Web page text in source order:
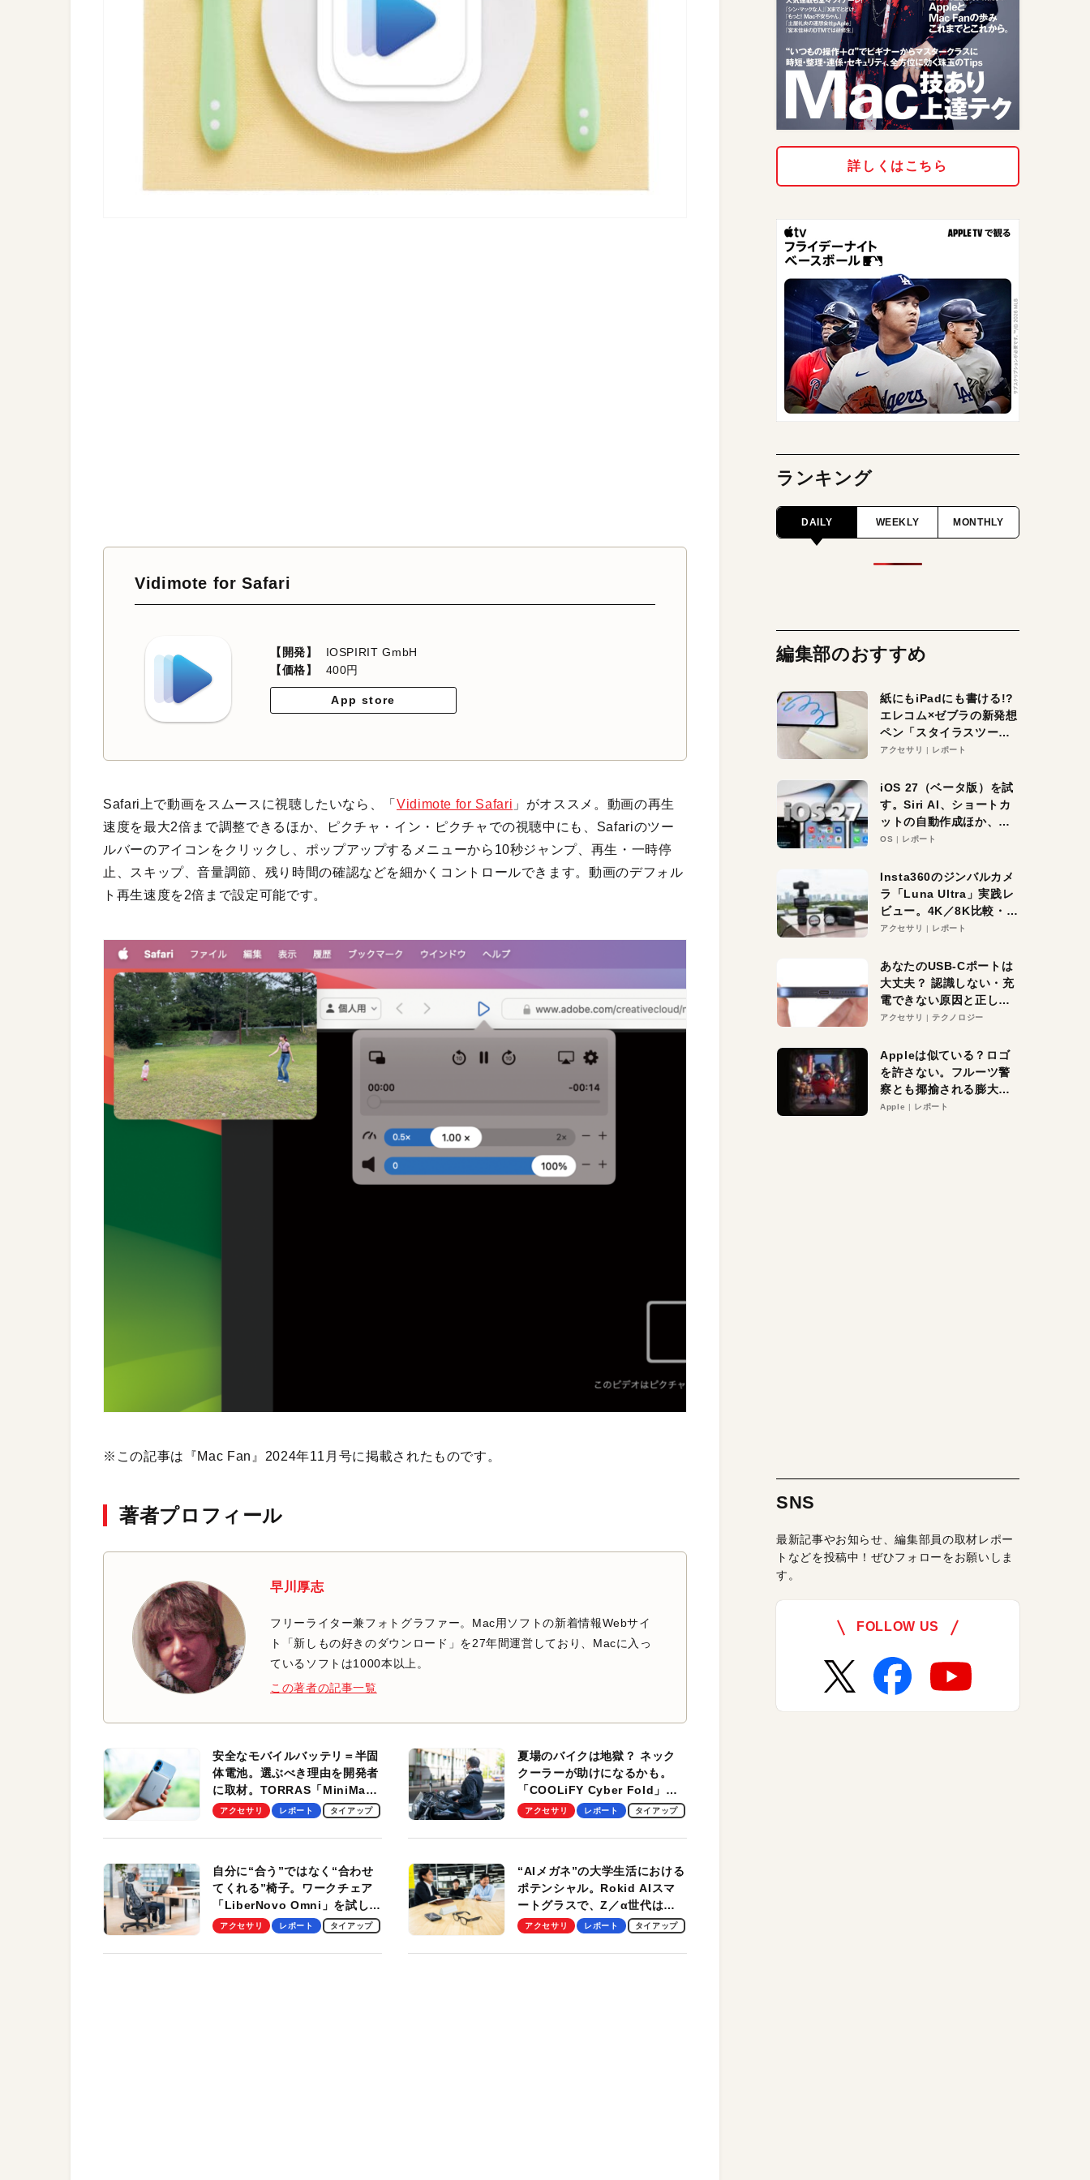
Vidimote for Safari
【開発】
IOSPIRIT GmbH
【価格】
400円
App store
Safari上で動画をスムースに視聴したいなら、「 Vidimote for Safari 」がオススメ。動画の再生
速度を最大2倍まで調整できるほか、ピクチャ・イン・ピクチャでの視聴中にも、Safariのツー
ルバーのアイコンをクリックし、ポップアップするメニューから10秒ジャンプ、再生・一時停
止、スキップ、音量調節、残り時間の確認などを細かくコントロールできます。動画のデフォル
ト再生速度を2倍まで設定可能です。
※この記事は『Mac Fan』2024年11月号に掲載されたものです。
著者プロフィール
早川厚志
フリーライター兼フォトグラファー。Mac用ソフトの新着情報Webサイ
ト「新しもの好きのダウンロード」を27年間運営しており、Macに入っ
ているソフトは1000本以上。
この著者の記事一覧
安全なモバイルバッテリ＝半固
体電池。選ぶべき理由を開発者
に取材。TORRAS「MiniMag
Pro」の実機レビューも
アクセサリ レポート タイアップ
夏場のバイクは地獄？ ネック
クーラーが助けになるかも。
「COOLiFY Cyber Fold」レ
ビュー。冷却の速さ、密着する
性がグッド！
アクセサリ レポート タイアップ
自分に“合う”ではなく“合わせ
てくれる”椅子。ワークチェア
「LiberNovo Omni」を試して
わかったその魅力。まさかのス
アクセサリ レポート タイアップ
“AIメガネ”の大学生活における
ポテンシャル。Rokid AIスマ
ートグラスで、Z／α世代は何
を見る？ 現役学生起業家、そ
【PR】
アクセサリ レポート タイアップ
詳しくはこちら
ランキング
DAILY WEEKLY MONTHLY
編集部のおすすめ
紙にもiPadにも書ける!?
エレコム×ゼブラの新発想
ペン「スタイラスツーウ
ェイ」レビュー。持ち替
アクセサリ レポート
iOS 27（ベータ版）を試
す。Siri AI、ショートカ
ットの自動作成ほか、期
待大の便利機能5選。
る未来はすぐそこ！
OS レポート
Insta360のジンバルカメ
ラ「Luna Ultra」実践レ
ビュー。4K／8K比較・ズ
ーム・夜間撮影をチェッ
アクセサリ レポート
あなたのUSB-Cポートは
大丈夫？ 認識しない・充
電できない原因と正しい
対策
アクセサリ テクノロジー
Appleは似ている？ロゴ
を許さない。フルーツ警
察とも揶揄される膨大な
異議申し立て。対象は非
Apple レポート
SNS
最新記事やお知らせ、編集部員の取材レポー
トなどを投稿中！ぜひフォローをお願いしま
す。
FOLLOW US